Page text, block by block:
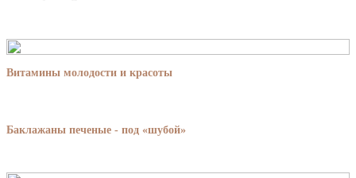
Витамины молодости и красоты
Баклажаны печеные - под «шубой»